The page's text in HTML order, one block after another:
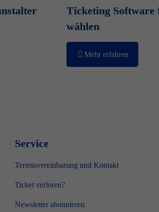
Ticketing
wählen
Mehr erfahren
Service
Terminvereinbarung und Kontakt
Ticket verloren?
Newsletter abonnieren